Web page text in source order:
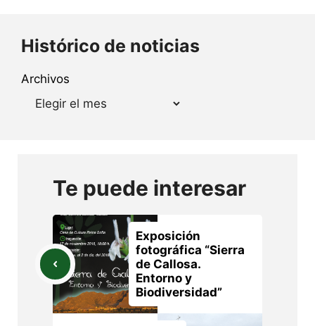
Histórico de noticias
Archivos
Te puede interesar
Exposición
fotográfica “Sierra
de Callosa.
Entorno y
Biodiversidad”